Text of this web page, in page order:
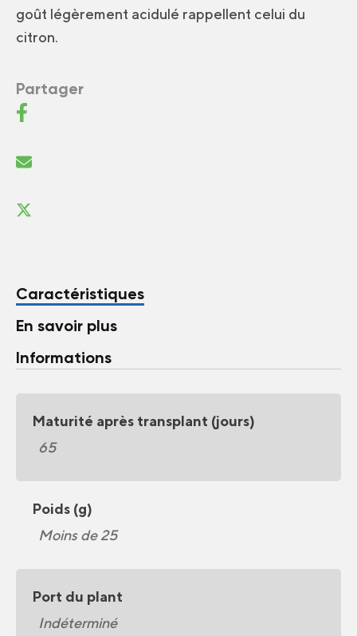
goût légèrement acidulé rappellent celui du
citron.
Partager
Caractéristiques
En savoir plus
Informations
Maturité après transplant (jours)
65
Poids (g)
Moins de 25
Port du plant
Indéterminé